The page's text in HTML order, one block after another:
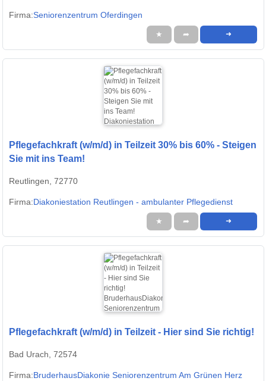
Firma:Seniorenzentrum Oferdingen
★ ➦ ➜
Pflegefachkraft (w/m/d) in Teilzeit 30% bis 60% - Steigen
Sie mit ins Team!
Reutlingen, 72770
Firma:Diakoniestation Reutlingen - ambulanter Pflegedienst
★ ➦ ➜
Pflegefachkraft (w/m/d) in Teilzeit - Hier sind Sie richtig!
Bad Urach, 72574
Firma:BruderhausDiakonie Seniorenzentrum Am Grünen Herz